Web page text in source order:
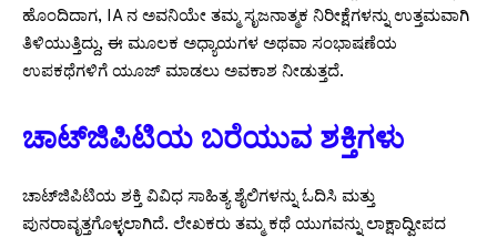
ಹೊಂದಿದಾಗ, IA ನ ಅವನಿಯೇ ತಮ್ಮ ಸೃಜನಾತ್ಮಕ ನಿರೀಕ್ಷೆಗಳನ್ನು ಉತ್ತಮವಾಗಿ
ತಿಳಿಯುತ್ತಿದ್ದು, ಈ ಮೂಲಕ ಅಧ್ಯಾಯಗಳ ಅಥವಾ ಸಂಭಾಷಣೆಯ
ಉಪಕಥೆಗಳಿಗೆ ಯೂಜ್‌ ಮಾಡಲು ಅವಕಾಶ ನೀಡುತ್ತದೆ.
ಚಾಟ್‌ಜಿಪಿಟಿಯ ಬರೆಯುವ ಶಕ್ತಿಗಳು
ಚಾಟ್‌ಜಿಪಿಟಿಯ ಶಕ್ತಿ ವಿವಿಧ ಸಾಹಿತ್ಯ ಶೈಲಿಗಳನ್ನು ಓದಿಸಿ ಮತ್ತು
ಪುನರಾವೃತ್ತಗೊಳ್ಳಲಾಗಿದೆ. ಲೇಖಕರು ತಮ್ಮ ಕಥೆ ಯುಗವನ್ನು ಲಾಕ್ಷಾದ್ವೀಪದ